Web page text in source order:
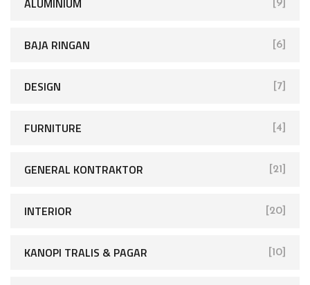
ALUMINIUM [9]
BAJA RINGAN [6]
DESIGN [7]
FURNITURE [4]
GENERAL KONTRAKTOR [21]
INTERIOR [20]
KANOPI TRALIS & PAGAR [10]